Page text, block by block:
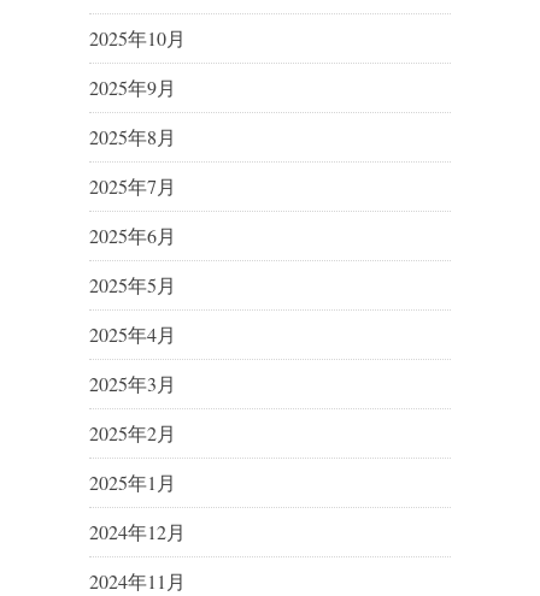
2025年10月
2025年9月
2025年8月
2025年7月
2025年6月
2025年5月
2025年4月
2025年3月
2025年2月
2025年1月
2024年12月
2024年11月